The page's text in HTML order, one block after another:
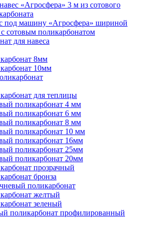
«Агросфера» 3 м из сотового
под машину «Агросфера» шириной
сотовым поликарбонатом
для навеса
8мм
10мм
для теплицы
поликарбонат 4 мм
поликарбонат 6 мм
поликарбонат 8 мм
поликарбонат 10 мм
поликарбонат 16мм
поликарбонат 25мм
поликарбонат 20мм
прозрачный
бронза
поликарбонат
желтый
зеленый
поликарбонат профилированный